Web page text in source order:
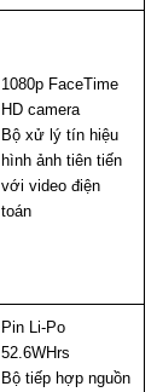
1080p FaceTime
HD camera
Bộ xử lý tín hiệu
hình ảnh tiên tiến
với video điện
toán
Pin Li-Po
52.6WHrs
Bộ tiếp hợp nguồn